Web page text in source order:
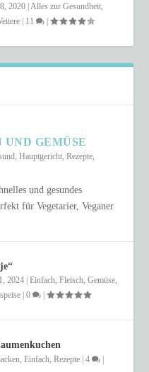
2020 |Alles zur Gesundheit,
11 |
GEMÜSE
,Hauptgericht,Rezepte,
und gesundes
für Vegetarier, Veganer
2024 |Einfach,Fleisch,Gemüse,
|0 |
,Einfach,Rezepte |4